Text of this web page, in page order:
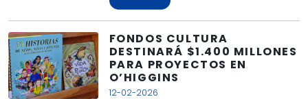
FONDOS CULTURA
DESTINARÁ $1.400 MILLONES
PARA PROYECTOS EN
O’HIGGINS
12-02-2026